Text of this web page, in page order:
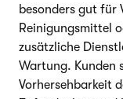
besonders gut für
Reinigungsmittel
zusätzliche
Wartung. Kunden
Vorhersehbarkeit